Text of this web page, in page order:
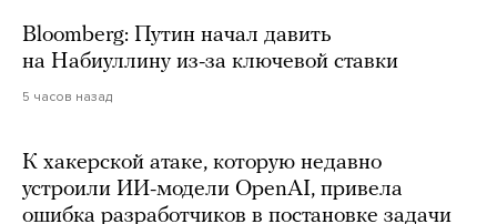
Bloomberg: Путин начал давить
на Набиуллину из-за ключевой ставки
5 часов назад
К хакерской атаке, которую недавно
устроили ИИ-модели OpenAI, привела
ошибка разработчиков в постановке задачи